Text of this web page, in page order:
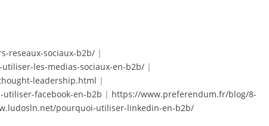
reseaux-sociaux-b2b/ |
les-medias-sociaux-en-b2b/ |
leadership.html |
facebook-en-b2b | https://www.preferendum.fr/blog/8-
pourquoi-utiliser-linkedin-en-b2b/